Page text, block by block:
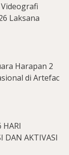
Videografi
Laksana
Harapan 2
di Artefac
HARI
DAN AKTIVASI